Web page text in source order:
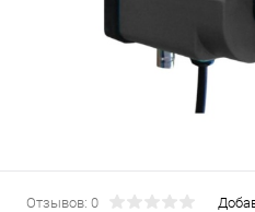
Отзывов: 0